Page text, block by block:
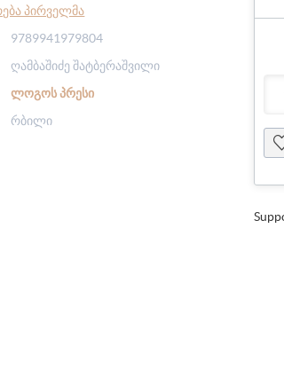
პირველმა
9789941979804
ღამბაშიძე შატბერაშვილი
ᲚᲝᲒᲝᲡ ᲞᲠᲔᲡᲘ
რბილი